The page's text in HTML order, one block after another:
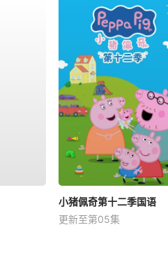
小猪佩奇第十二季国语
更新至第05集